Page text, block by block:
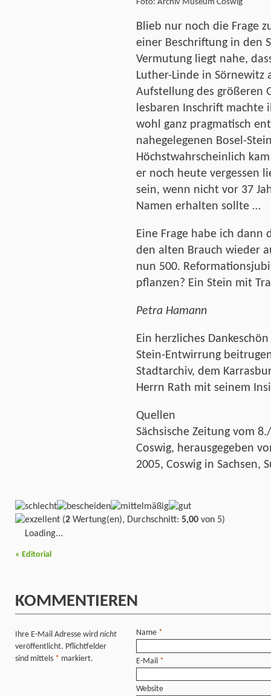
Foto: Archiv Museum Coswig
Blieb nur noch die Frage
einer Beschriftung in den
Vermutung liegt nahe,
Luther-Linde in Sörnewitz
Aufstellung des größeren
lesbaren Inschrift machte
wohl ganz pragmatisch
nahegelegenen Bosel-
Höchstwahrscheinlich
er noch heute vergessen
sein, wenn nicht vor 37
Namen erhalten sollte …
Eine Frage habe ich dann
den alten Brauch wieder
nun 500.
pflanzen? Ein Stein mit
Petra Hamann
Ein herzliches
Stein-Entwirrung
Stadtarchiv, dem
Herrn Rath mit seinem
Quellen
Sächsische Zeitung vom
Coswig, herausgegeben
2005, Coswig in Sachsen,
(2 Wertung(en), Durchschnitt: 5,00 von 5)
Loading...
« Editorial
KOMMENTIEREN
Ihre E-Mail Adresse wird nicht
veröffentlicht. Pflichtfelder
sind mittels * markiert.
Name *
E-Mail *
Website